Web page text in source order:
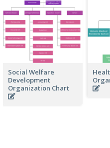
Social Welfare
Development
Organization Chart